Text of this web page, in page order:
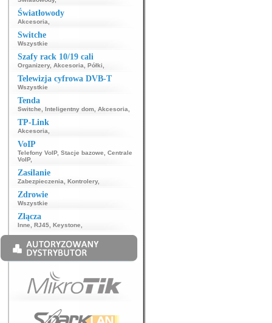
Światłowody
Akcesoria
Switche
Wszystkie
Szafy rack 10/19 cali
Organizery, Akcesoria Półki
Telewizja cyfrowa DVB-T
Wszystkie
Tenda
Switche Inteligentny dom Akcesoria
TP-Link
Akcesoria
VoIP
Telefony VoIP, Stacje bazowe
Centrale
VoIP,
Zasilanie
Zabezpieczenia Kontrolery,
Zdrowie
Wszystkie
Złącza
Inne RJ45 Keystone